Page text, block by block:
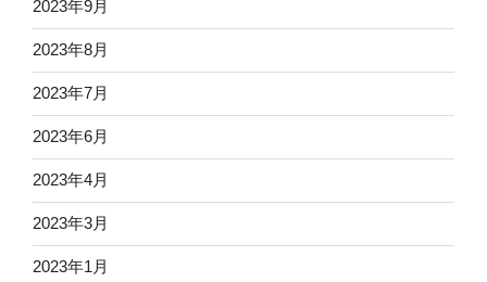
2023年9月
2023年8月
2023年7月
2023年6月
2023年4月
2023年3月
2023年1月